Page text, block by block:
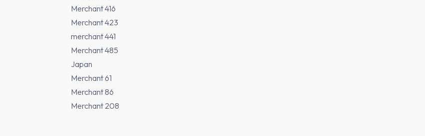
Merchant 416
Merchant 423
merchant 441
Merchant 485
Japan
Merchant 61
Merchant 86
Merchant 208